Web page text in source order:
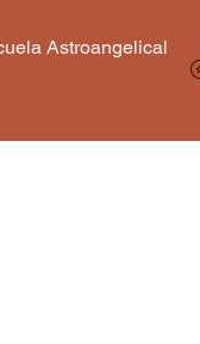
Astroangelical